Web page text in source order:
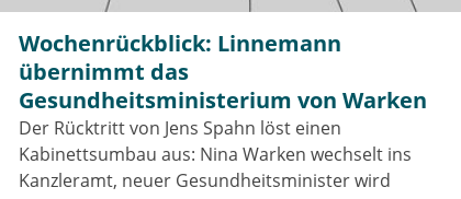
Wochenrückblick: Linnemann
übernimmt das
Gesundheitsministerium von Warken
Der Rücktritt von Jens Spahn löst einen
Kabinettsumbau aus: Nina Warken wechselt ins
Kanzleramt, neuer Gesundheitsminister wird